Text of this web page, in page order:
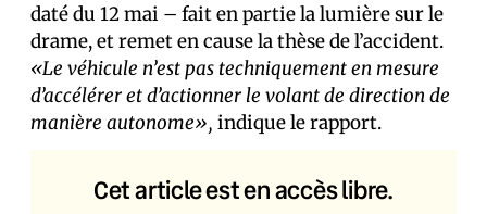
daté du 12 mai – fait en partie la lumière sur le
drame, et remet en cause la thèse de l’accident.
«Le véhicule n’est pas techniquement en mesure
d’accélérer et d’actionner le volant de direction de
manière autonome», indique le rapport.
Cet article est en accès libre.